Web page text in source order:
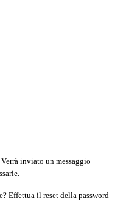
Verrà inviato un messaggio
Effettua il reset della password